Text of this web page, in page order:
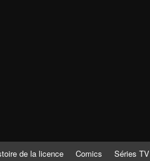
de la licence Comics Séries TV